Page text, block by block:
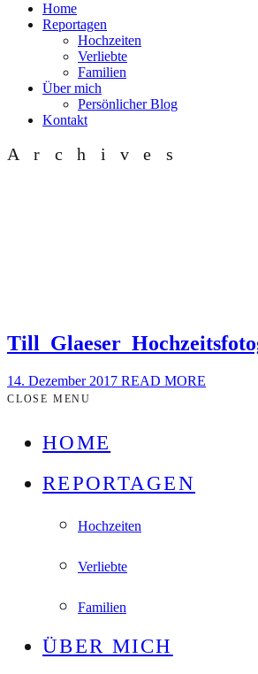
Home
Reportagen
Hochzeiten
Verliebte
Familien
Über mich
Persönlicher Blog
Kontakt
Archives
14. Dezember 2017 READ MORE
CLOSE MENU
HOME
REPORTAGEN
Hochzeiten
Verliebte
Familien
ÜBER MICH